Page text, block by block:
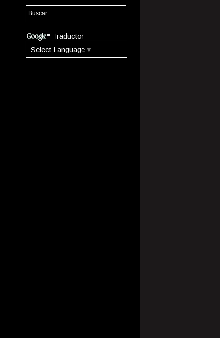
Traductor
Select Language ▼